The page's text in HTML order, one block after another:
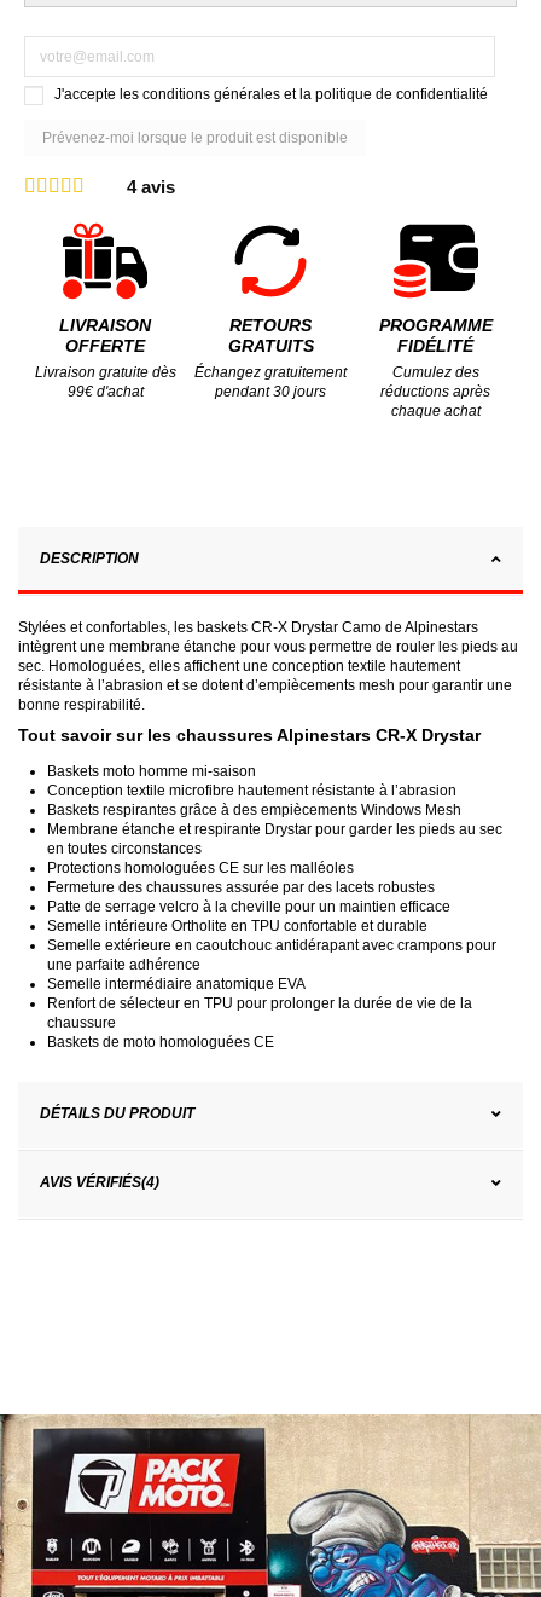
J'accepte les conditions générales et la politique de confidentialité
4avis
LIVRAISON
OFFERTE
Livraison gratuite dès
99€ d'achat
RETOURS
GRATUITS
Échangez gratuitement
pendant 30 jours
PROGRAMME
FIDÉLITÉ
Cumulez des
réductions après
chaque achat
DESCRIPTION
Stylées et confortables, les baskets CR-X Drystar Camo de Alpinestars
intègrent une membrane étanche pour vous permettre de rouler les pieds au
sec. Homologuées, elles affichent une conception textile hautement
résistante à l’abrasion et se dotent d’empiècements mesh pour garantir une
bonne respirabilité.
Tout savoir sur les chaussures Alpinestars CR-X Drystar
Baskets moto homme mi-saison
Conception textile microfibre hautement résistante à l’abrasion
Baskets respirantes grâce à des empiècements Windows Mesh
Membrane étanche et respirante Drystar pour garder les pieds au sec
en toutes circonstances
Protections homologuées CE sur les malléoles
Fermeture des chaussures assurée par des lacets robustes
Patte de serrage velcro à la cheville pour un maintien efficace
Semelle intérieure Ortholite en TPU confortable et durable
Semelle extérieure en caoutchouc antidérapant avec crampons pour
une parfaite adhérence
Semelle intermédiaire anatomique EVA
Renfort de sélecteur en TPU pour prolonger la durée de vie de la
chaussure
Baskets de moto homologuées CE
DÉTAILS DU PRODUIT
AVIS VÉRIFIÉS(4)